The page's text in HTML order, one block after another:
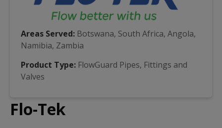
Areas Served: Botswana, South Africa, Angola,
Namibia, Zambia
Product Type: FlowGuard Pipes, Fittings and
Valves
Flo-Tek